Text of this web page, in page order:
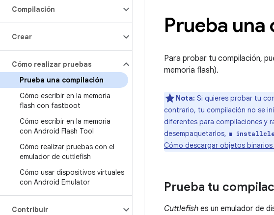
Compilación
Crear
Cómo realizar pruebas
Prueba una compilación
Cómo escribir en la memoria
flash con fastboot
Cómo escribir en la memoria
con Android Flash Tool
Cómo realizar pruebas con el
emulador de cuttlefish
Cómo usar dispositivos virtuales
con Android Emulator
Contribuir
Prueba
Para probar tu compilación,
memoria flash).
Nota: Si quieres probar tu
contrario, tu compilación no se
diferentes para compilaciones y
desempaquetarlos, m
Cómo descargar objetos
Prueba tu
Cuttlefish es un emulador de